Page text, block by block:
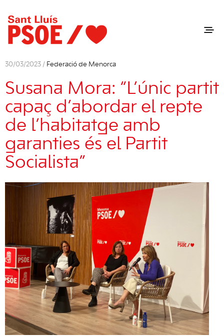
30/03/2023 / Federació de Menorca
Susana Mora: “L’únic partit
capaç d’abordar el repte
de l’habitatge amb
garanties és el Partit
Socialista”